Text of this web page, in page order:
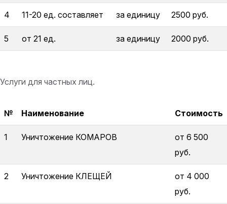
4 11-20 ед. составляет за единицу 2500 руб.
5 от 21 ед. за единицу 2000 руб.
Услуги для частных лиц.
№ Наименование Стоимость
1 Уничтожение КОМАРОВ
от 6 500
руб.
2 Уничтожение КЛЕЩЕЙ
от 4 000
руб.